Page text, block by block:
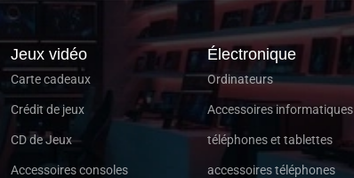
Jeux vidéo
Carte cadeaux
Crédit de jeux
CD de Jeux
Accessoires consoles
Électronique
Ordinateurs
Accessoires informatiques
téléphones et tablettes
accessoires téléphones